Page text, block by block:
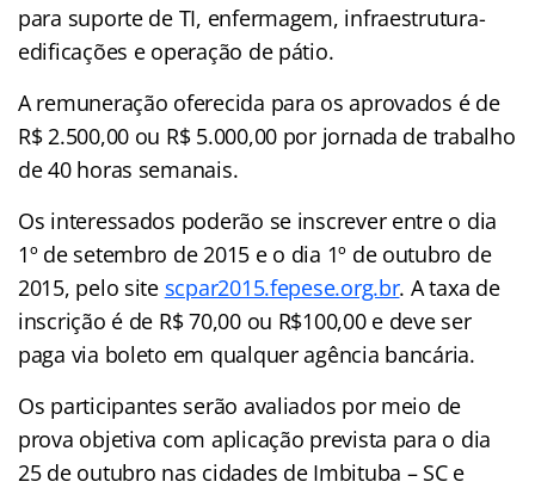
para suporte de TI, enfermagem, infraestrutura-
edificações e operação de pátio.
A remuneração oferecida para os aprovados é de
R$ 2.500,00 ou R$ 5.000,00 por jornada de trabalho
de 40 horas semanais.
Os interessados poderão se inscrever entre o dia
1º de setembro de 2015 e o dia 1º de outubro de
2015, pelo site scpar2015.fepese.org.br. A taxa de
inscrição é de R$ 70,00 ou R$100,00 e deve ser
paga via boleto em qualquer agência bancária.
Os participantes serão avaliados por meio de
prova objetiva com aplicação prevista para o dia
25 de outubro nas cidades de Imbituba – SC e